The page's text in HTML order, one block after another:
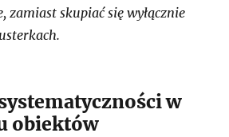
zamiast skupiać się wyłącznie
w
obiektów